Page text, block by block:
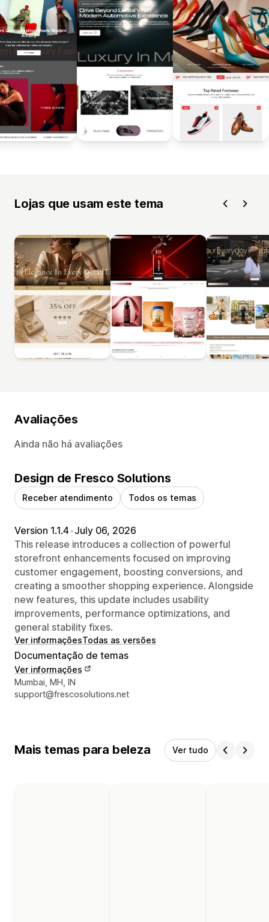
Lojas que usam este tema
Avaliações
Ainda não há avaliações
Design de Fresco Solutions
Receber atendimento Todos os temas
Version 1.1.4•July 06, 2026
This release introduces a collection of powerful
storefront enhancements focused on improving
customer engagement, boosting conversions, and
creating a smoother shopping experience. Alongside
new features, this update includes usability
improvements, performance optimizations, and
general stability fixes.
Ver informaçõesTodas as versões
Documentação de temas
Ver informações
Informações de contato do designer
Mumbai, MH, IN
support@frescosolutions.net
Mais temas para beleza Ver tudo